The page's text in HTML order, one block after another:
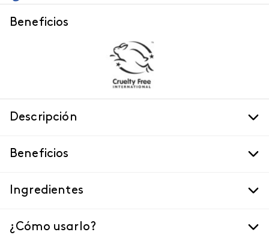
Beneficios
Descripción
Beneficios
Ingredientes
¿Cómo usarlo?